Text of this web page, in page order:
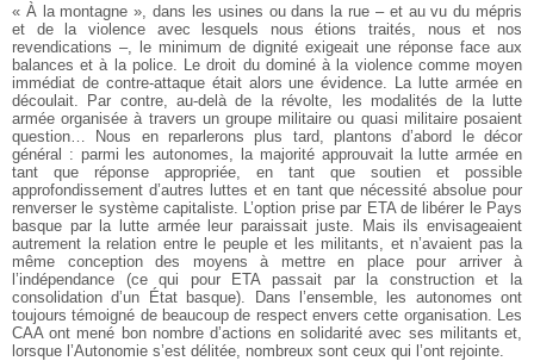
« À la montagne », dans les usines ou dans la rue – et au vu du mépris
et de la violence avec lesquels nous étions traités, nous et nos
revendications –, le minimum de dignité exigeait une réponse face aux
balances et à la police. Le droit du dominé à la violence comme moyen
immédiat de contre-attaque était alors une évidence. La lutte armée en
découlait. Par contre, au-delà de la révolte, les modalités de la lutte
armée organisée à travers un groupe militaire ou quasi militaire posaient
question… Nous en reparlerons plus tard, plantons d’abord le décor
général : parmi les autonomes, la majorité approuvait la lutte armée en
tant que réponse appropriée, en tant que soutien et possible
approfondissement d’autres luttes et en tant que nécessité absolue pour
renverser le système capitaliste. L’option prise par ETA de libérer le Pays
basque par la lutte armée leur paraissait juste. Mais ils envisageaient
autrement la relation entre le peuple et les militants, et n’avaient pas la
même conception des moyens à mettre en place pour arriver à
l’indépendance (ce qui pour ETA passait par la construction et la
consolidation d’un État basque). Dans l’ensemble, les autonomes ont
toujours témoigné de beaucoup de respect envers cette organisation. Les
CAA ont mené bon nombre d’actions en solidarité avec ses militants et,
lorsque l’Autonomie s’est délitée, nombreux sont ceux qui l’ont rejointe.